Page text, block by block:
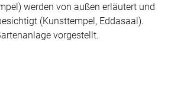
werden von außen erläutert und
(Kunsttempel, Eddasaal).
vorgestellt.